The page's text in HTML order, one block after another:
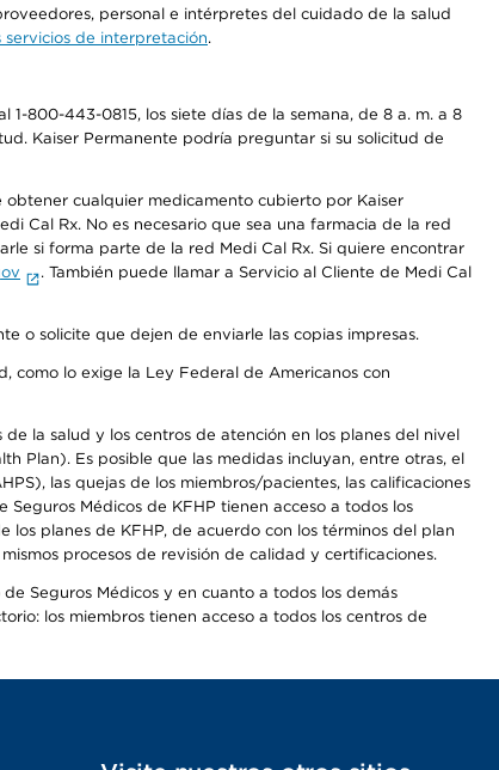
personal e intérpretes del cuidado de la salud
de interpretación.
800-443-0815, los siete días de la semana, de 8 a. m. a 8
Kaiser Permanente podría preguntar si su solicitud de
obtener cualquier medicamento cubierto por Kaiser
Cal Rx. No es necesario que sea una farmacia de la red
si forma parte de la red Medi Cal Rx. Si quiere encontrar
. También puede llamar a Servicio al Cliente de Medi Cal
o solicite que dejen de enviarle las copias impresas.
como lo exige la Ley Federal de Americanos con
la salud y los centros de atención en los planes del nivel
Plan). Es posible que las medidas incluyan, entre otras, el
las quejas de los miembros/pacientes, las calificaciones
Médicos de KFHP tienen acceso a todos los
planes de KFHP, de acuerdo con los términos del plan
procesos de revisión de calidad y certificaciones.
Seguros Médicos y en cuanto a todos los demás
los miembros tienen acceso a todos los centros de